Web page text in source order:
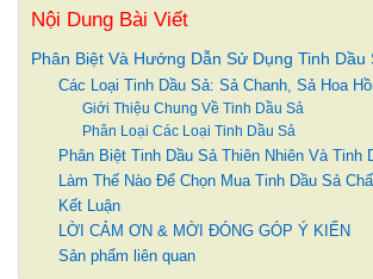
Nội Dung Bài Viết
Phân Biệt Và Hướng Dẫn Sử Dụng Tinh Dầu
Các Loại Tinh Dầu Sả: Sả Chanh, Sả Hoa
Giới Thiệu Chung Về Tinh Dầu Sả
Phân Loại Các Loại Tinh Dầu Sả
Phân Biệt Tinh Dầu Sả Thiên Nhiên Và Tinh
Làm Thế Nào Để Chọn Mua Tinh Dầu Sả
Kết Luận
LỜI CẢM ƠN & MỜI ĐÓNG GÓP Ý KIẾN
Sản phẩm liên quan